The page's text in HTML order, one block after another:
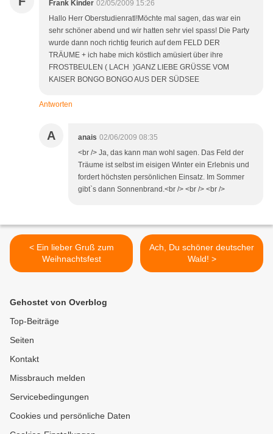
Frank Kinder 02/05/2009 15:26
Hallo Herr Oberstudienratl!Möchte mal sagen, das war ein
sehr schöner abend und wir hatten sehr viel spass! Die Party
wurde dann noch richtig feurich auf dem FELD DER
TRÄUME + ich habe mich köstlich amüsiert über ihre
FROSTBEULEN ( LACH )GANZ LIEBE GRÜSSE VOM
KAISER BONGO BONGO AUS DER SÜDSEE
Antworten
A anais 02/06/2009 08:35
<br /> Ja, das kann man wohl sagen. Das Feld der
Träume ist selbst im eisigen Winter ein Erlebnis und
fordert höchsten persönlichen Einsatz. Im Sommer
gibt`s dann Sonnenbrand.<br /> <br /> <br />
< Ein lieber Gruß zum
Weihnachtsfest
Ach, Du schöner deutscher
Wald! >
Gehostet von Overblog
Top-Beiträge
Seiten
Kontakt
Missbrauch melden
Servicebedingungen
Cookies und persönliche Daten